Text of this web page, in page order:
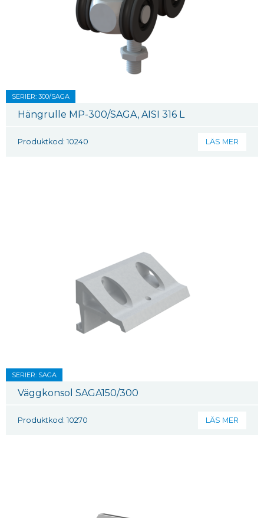
SERIER: 300/SAGA
Hängrulle MP-300/SAGA, AISI 316 L
Produktkod: 10240 LÄS MER
SERIER: SAGA
Väggkonsol SAGA150/300
Produktkod: 10270 LÄS MER